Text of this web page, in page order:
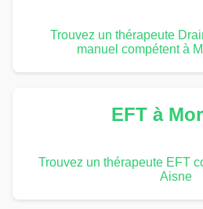
Trouvez un thérapeute
manuel compétent à
EFT à
Trouvez un thérapeute EFT
Aisne